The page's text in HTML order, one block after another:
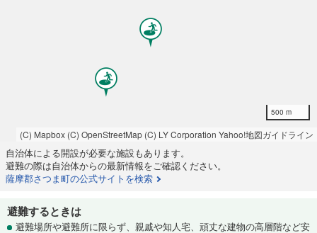
500 m
(C) Mapbox (C) OpenStreetMap (C) LY Corporation Yahoo!地図ガイドライン
自治体による開設が必要な施設もあります。
避難の際は自治体からの最新情報をご確認ください。
薩摩郡さつま町の公式サイトを検索
避難するときは
避難場所や避難所に限らず、親戚や知人宅、頑丈な建物の高層階など安